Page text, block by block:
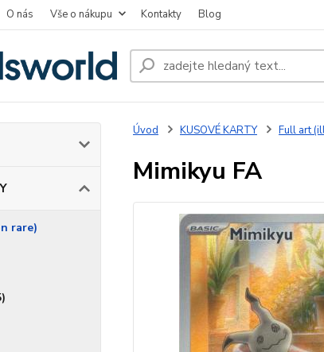
O nás Vše o nákupu Kontakty Blog
rare)
Úvod KUSOVÉ KARTY Full art
Mimikyu FA